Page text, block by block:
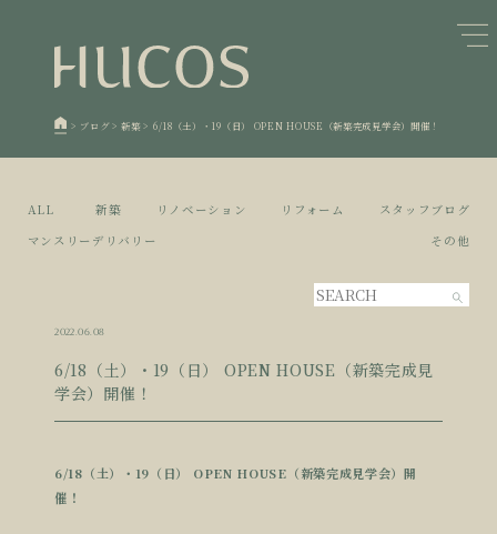
日本森林と循環
欧州住宅の文化と日本の現在地
廃棄物について知る
5 空き家とリノベーション
1 蓄熱するパッシブデザイン
2 自然素材の温もりと快適性を実現
活かすリノベーション
> ブログ>新築 > 6/18（土）・19（日） OPEN HOUSE（新築完成見学会）開催！
ALL 新築 リノベーション リフォーム
スタッフブログ
マンスリーデリバリー
その他
2022.06.08
6/18（土）・19（日） OPEN HOUSE（新築完成見
学会）開催！
6/18（土）・19（日） OPEN HOUSE（新築完成見学会）開
催！